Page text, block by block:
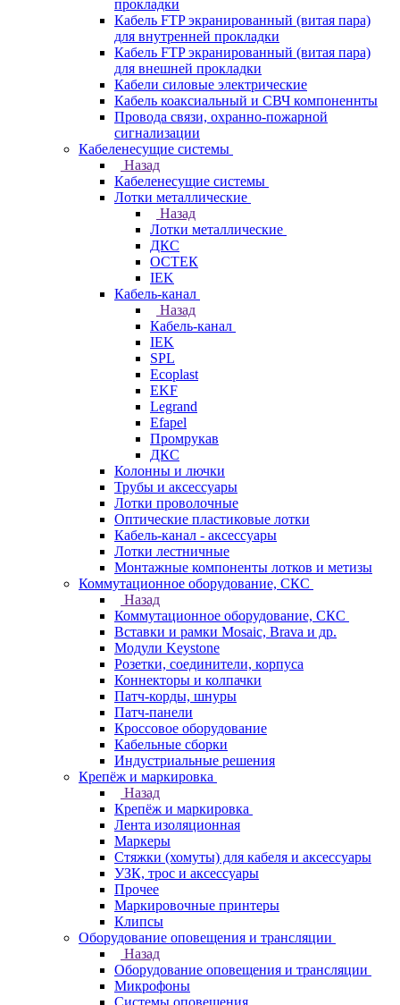
прокладки
Кабель FTP экранированный (витая пара)
для внутренней прокладки
Кабель FTP экранированный (витая пара)
для внешней прокладки
Кабели силовые электрические
Кабель коаксиальный и СВЧ компоненнты
Провода связи, охранно-пожарной
сигнализации
Кабеленесущие системы
Назад
Кабеленесущие системы
Лотки металлические
Назад
Лотки металлические
ДКС
ОСТЕК
IEK
Кабель-канал
Назад
Кабель-канал
IEK
SPL
Ecoplast
EKF
Legrand
Efapel
Промрукав
ДКС
Колонны и лючки
Трубы и аксессуары
Лотки проволочные
Оптические пластиковые лотки
Кабель-канал - аксессуары
Лотки лестничные
Монтажные компоненты лотков и метизы
Коммутационное оборудование, СКС
Назад
Коммутационное оборудование, СКС
Вставки и рамки Mosaic, Brava и др.
Модули Keystone
Розетки, соединители, корпуса
Коннекторы и колпачки
Патч-корды, шнуры
Патч-панели
Кроссовое оборудование
Кабельные сборки
Индустриальные решения
Крепёж и маркировка
Назад
Крепёж и маркировка
Лента изоляционная
Маркеры
Стяжки (хомуты) для кабеля и аксессуары
УЗК, трос и аксессуары
Прочее
Маркировочные принтеры
Клипсы
Оборудование оповещения и трансляции
Назад
Оборудование оповещения и трансляции
Микрофоны
Системы оповещения